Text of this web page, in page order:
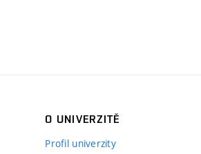
O UNIVERZITĚ
Profil univerzity